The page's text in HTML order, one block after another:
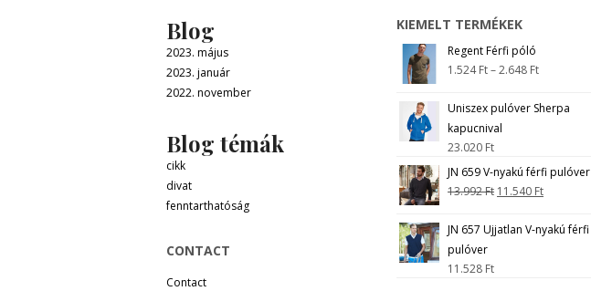
Blog
2023. május
2023. január
2022. november
Blog témák
cikk
divat
fenntarthatóság
CONTACT
Contact
KIEMELT TERMÉKEK
Regent Férfi póló
1.524Ft–2.648 Ft
Uniszex pulóver Sherpa
kapucnival
23.020 Ft
JN 659 V-nyakú férfi pulóver
13.992Ft 11.540 Ft
JN 657 Ujjatlan V-nyakú férfi
pulóver
11.528 Ft